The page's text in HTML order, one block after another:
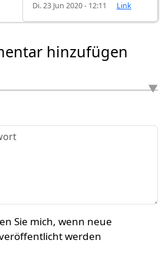
Di. 23 Jun 2020 - 12:11 Link
hinzufügen
Sie mich, wenn neue
werden